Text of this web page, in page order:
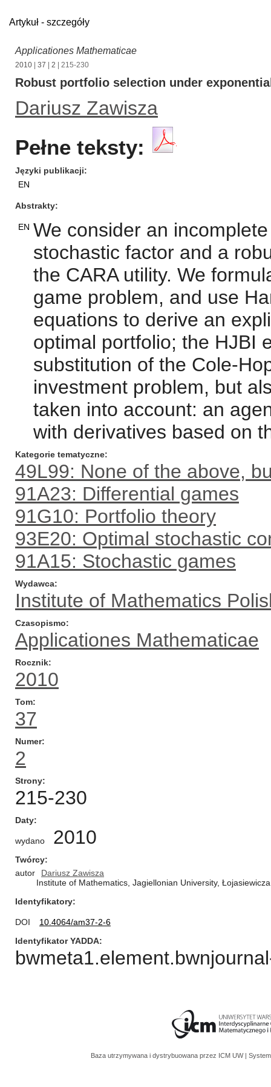
Artykuł - szczegóły
Applicationes Mathematicae
2010 37 2 | 215-230
Robust portfolio selection under
Dariusz Zawisza
Pełne teksty:
Języki publikacji
EN
Abstrakty
EN We consider an
stochastic factor and a
the CARA utility. We
game problem, and use
equations to derive an
optimal portfolio; the HJBI
substitution of the Cole-
investment problem, but
taken into account: an
with derivatives based on
Kategorie tematyczne
49L99: None of the above,
91A23: Differential games
91G10: Portfolio theory
93E20: Optimal stochastic
91A15: Stochastic games
Wydawca
Institute of Mathematics
Czasopismo
Applicationes Mathematicae
Rocznik
2010
Tom
37
Numer
2
Strony
215-230
Daty
wydano 2010
Twórcy
autor
Dariusz Zawisza
Institute of Mathematics, Jagiellonian University,
Identyfikatory
DOI
10.4064/am37-2-6
Identyfikator YADDA
Baza utrzymywana i dystrybuowana przez ICM UW |